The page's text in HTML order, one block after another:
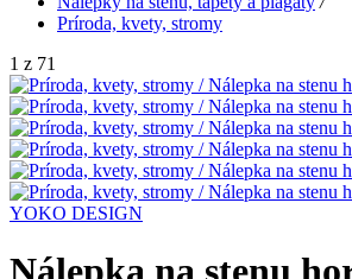
Príroda, kvety, stromy
1 z 71
YOKO DESIGN